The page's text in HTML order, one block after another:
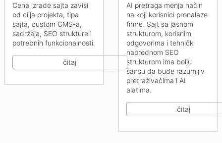
Cena izrade sajta zavisi
od cilja projekta, tipa
sajta, custom CMS-a,
sadržaja, SEO strukture i
potrebnih funkcionalnosti.
čitaj
AI pretraga menja način
na koji korisnici pronalaze
firme. Sajt sa jasnom
strukturom, korisnim
odgovorima i tehnički
naprednom SEO
strukturom ima bolju
šansu da bude razumljiv
pretraživačima i AI
alatima.
čitaj